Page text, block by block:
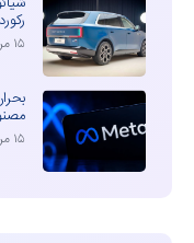
رکورد ۱۰۰ هزار سفارش برای N70 و N90
۱۵ مرداد ۱۴۰۵
۱۵ مرداد ۱۴۰۵